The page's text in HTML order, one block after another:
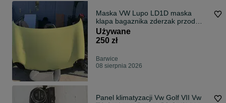
Maska VW Lupo LD1D maska
klapa bagaznika zderzak przod
blotnik prawy lub lewy LW5Z
zderzak przod VW Lupo kolor LC7V
Używane
250 zł
Barwice
08 sierpnia 2026
Panel klimatyzacji Vw Golf VII Vw